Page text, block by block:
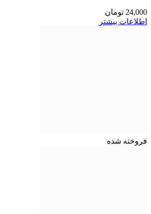
24,000 تومان
اطلاعات بیشتر
فروخته شده